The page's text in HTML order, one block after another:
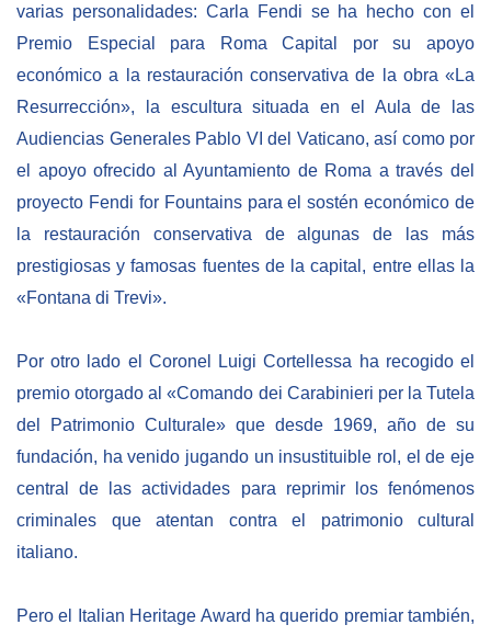
Registro de proveedores
Contratos/Acuerdos/Grant
varias personalidades: Carla Fendi se ha hecho con el
Premio Especial para Roma Capital por su apoyo
económico a la restauración conservativa de la obra «La
Resurrección», la escultura situada en el Aula de las
Audiencias Generales Pablo VI del Vaticano, así como por
el apoyo ofrecido al Ayuntamiento de Roma a través del
proyecto Fendi for Fountains para el sostén económico de
la restauración conservativa de algunas de las más
prestigiosas y famosas fuentes de la capital, entre ellas la
«Fontana di Trevi».
Por otro lado el Coronel Luigi Cortellessa ha recogido el
premio otorgado al «Comando dei Carabinieri per la Tutela
del Patrimonio Culturale» que desde 1969, año de su
fundación, ha venido jugando un insustituible rol, el de eje
central de las actividades para reprimir los fenómenos
criminales que atentan contra el patrimonio cultural
italiano.
Pero el Italian Heritage Award ha querido premiar también,